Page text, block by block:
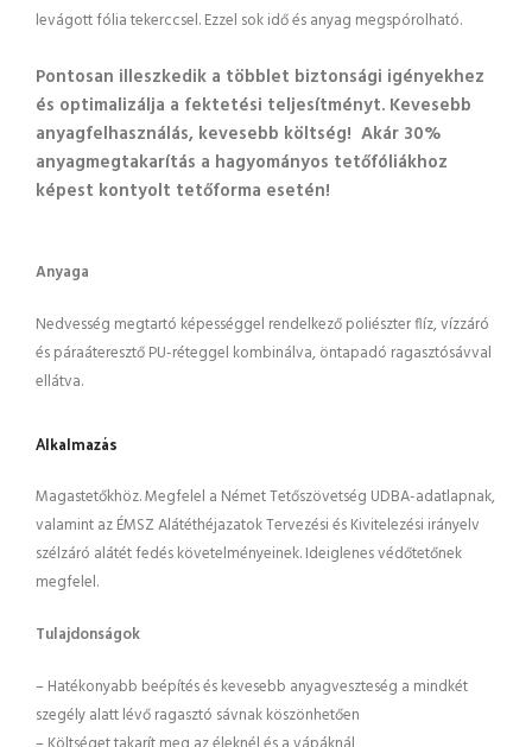
levágott fólia tekerccsel. Ezzel sok idő és anyag megspórolható.
Pontosan illeszkedik a többlet biztonsági igényekhez
és optimalizálja a fektetési teljesítményt. Kevesebb
anyagfelhasználás, kevesebb költség! Akár 30%
anyagmegtakarítás a hagyományos tetőfóliákhoz
képest kontyolt tetőforma esetén!
Anyaga
Nedvesség megtartó képességgel rendelkező poliészter flíz, vízzáró
és páraáteresztő PU-réteggel kombinálva, öntapadó ragasztósávval
ellátva.
Alkalmazás
Magastetőkhöz. Megfelel a Német Tetőszövetség UDBA-adatlapnak,
valamint az ÉMSZ Alátéthéjazatok Tervezési és Kivitelezési irányelv
szélzáró alátét fedés követelményeinek. Ideiglenes védőtetőnek
megfelel.
Tulajdonságok
– Hatékonyabb beépítés és kevesebb anyagveszteség a mindkét
szegély alatt lévő ragasztó sávnak köszönhetően